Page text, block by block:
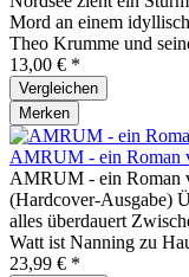
Mord an einem
Theo Krumme und
13,00 € *
Vergleichen
Merken
AMRUM - ein Roman
AMRUM - ein Roman
(Hardcover-Ausgabe)
alles überdauert
Watt ist Nanning zu
23,99 € *